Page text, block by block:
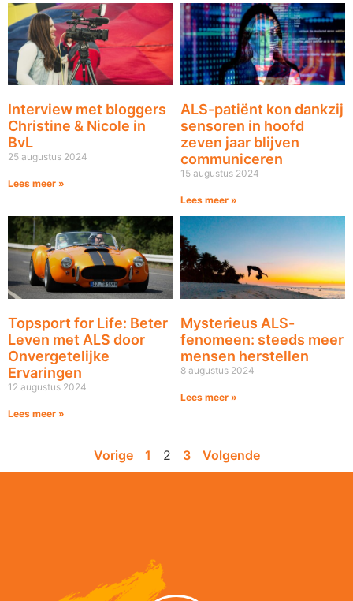
Interview met bloggers
Christine & Nicole in
BvL
25 augustus 2024
Lees meer »
ALS-patiënt kon dankzij
sensoren in hoofd
zeven jaar blijven
communiceren
15 augustus 2024
Lees meer »
Topsport for Life: Beter
Leven met ALS door
Onvergetelijke
Ervaringen
12 augustus 2024
Lees meer »
Mysterieus ALS-
fenomeen: steeds meer
mensen herstellen
8 augustus 2024
Lees meer »
Vorige 1 2 3 Volgende